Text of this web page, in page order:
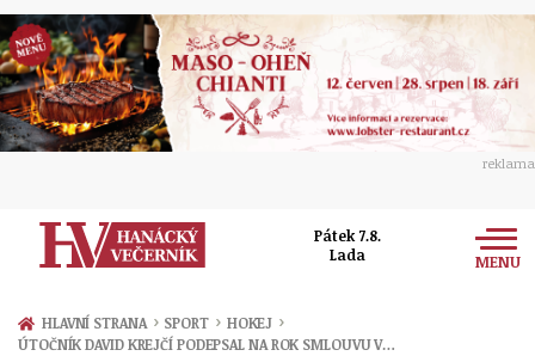
reklama
Pátek 7.8.
Lada
MENU
Zprávy
HLAVNÍ STRANA › SPORT › HOKEJ ›
ÚTOČNÍK DAVID KREJČÍ PODEPSAL NA ROK SMLOUVU V…